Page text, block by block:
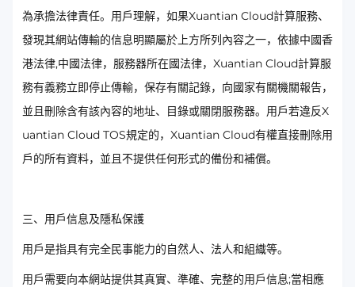
為承擔法律責任。用戶理解，如果Xuantian Cloud計算服務、
發現其網站傳輸的信息明顯屬於上方所列內容之一，依據中國香
港法律,中國法律，服務器所在國法律，Xuantian Cloud計算服
務有義務立即停止傳輸，保存有關記錄，向國家有關機關報告，
並且刪除含有該內容的地址、目錄或關閉服務器。用戶若違反X
uantian Cloud TOS規定的，Xuantian Cloud有權直接刪除用
戶的所有資料，並且不提供任何形式的備份和補償。
三、用戶信息及隱私保護
用戶是指具有完全民事能力的自然人、法人和組織等。
用戶需要向本網站提供其真實、準確、完整的用戶信息;當相應